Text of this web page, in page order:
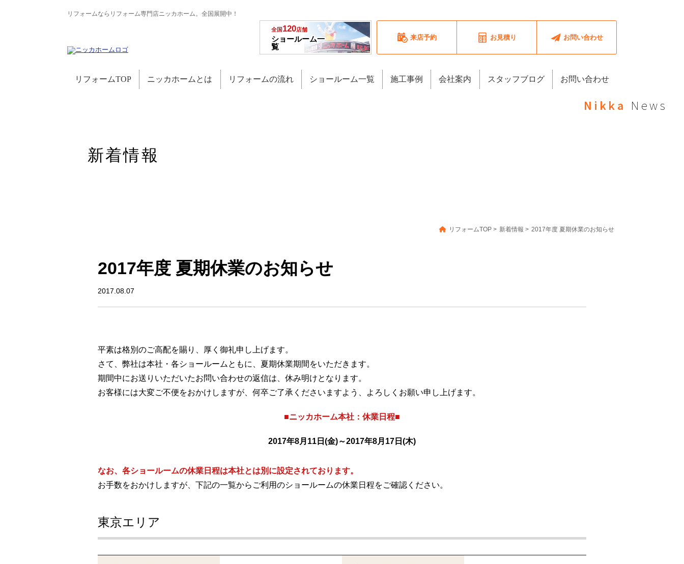
リフォームならリフォーム専門店ニッカホーム。全国展開中！
全国120店舗
ショールーム一
覧
来店予約 お見積り お問い合わせ
リフォームTOP ニッカホームとは リフォームの流れ ショールーム一覧 施工事例 会社案内 スタッフブログ お問い合わせ
Nikka News
新着情報
リフォームTOP > 新着情報 > 2017年度 夏期休業のお知らせ
2017年度 夏期休業のお知らせ
2017.08.07
平素は格別のご高配を賜り、厚く御礼申し上げます。
さて、弊社は本社・各ショールームともに、夏期休業期間をいただきます。
期間中にお送りいただいたお問い合わせの返信は、休み明けとなります。
お客様には大変ご不便をおかけしますが、何卒ご了承くださいますよう、よろしくお願い申し上げます。
■ニッカホーム本社：休業日程■
2017年8月11日(金)～2017年8月17日(木)
なお、各ショールームの休業日程は本社とは別に設定されております。
お手数をおかけしますが、下記の一覧からご利用のショールームの休業日程をご確認ください。
東京エリア